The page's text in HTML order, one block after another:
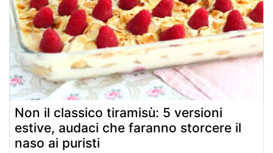
Non il classico tiramisù: 5 versioni
estive, audaci che faranno storcere il
naso ai puristi